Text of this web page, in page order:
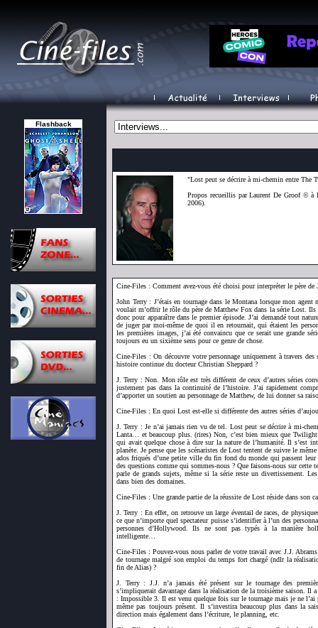
Flashback
"Lost peut se décrire à mi-chemin entre
Propos recueillis par Laurent De Groof © à
2006).
Cine-Files : Comment avez-vous été choisi pour interpréter le père de
John Terry : J’étais en tournage dans le Montana lorsque mon agent
voulait m’offrir le rôle du père de Matthew Fox dans la série Lost. Ils
donc pour apparaître dans le premier épisode. J’ai demandé tout
de juger par moi-même de quoi il en retournait, qui étaient les
les premières images, j’ai été convaincu que ce serait une grande
toujours eu un sixième sens pour ce genre de chose.
Cine-Files : On découvre votre personnage uniquement à travers
histoire continue du docteur Christian Sheppard ?
J. Terry : Non. Mon rôle est très différent de ceux d’autres séries
justement pas dans la continuité de l’histoire. J’ai rapidement
d’apporter un soutien au personnage de Matthew, de lui donner sa
Cine-Files : En quoi Lost est-elle si différente des autres séries
J. Terry : Je n’ai jamais rien vu de tel. Lost peut se décrire à mi-
Lanta… et beaucoup plus. (rires) Non, c’est bien mieux que
qui avait quelque chose à dire sur la nature de l’humanité. Il s’est
planète. Je pense que les scénaristes de Lost tentent de suivre le
ados friqués d’une petite ville du fin fond du monde qui passent leur
des questions comme qui sommes-nous ? Que faisons-nous sur cette
parle de grands sujets, même si la série reste un divertissement.
dans bien des domaines.
Cine-Files : Une grande partie de la réussite de Lost réside dans son
J. Terry : En effet, on retrouve un large éventail de races, de
ce que n’importe quel spectateur puisse s’identifier à l’un des
personnes d’Hollywood. Ils ne sont pas typés à la manière
intelligente…
Cine-Files : Pouvez-vous nous parler de votre travail avec J.J.
de tournage malgré son emploi du temps fort chargé (ndlr la
fin de Alias) ?
J. Terry : J.J. n’a jamais été présent sur le tournage des
s’impliquerait davantage dans la réalisation de la troisième saison. Il
: Impossible 3. Il est venu quelque fois sur le tournage mais je ne l’ai
même pas toujours présent. Il s’investira beaucoup plus dans la
direction mais également dans l’écriture, le planning, etc.